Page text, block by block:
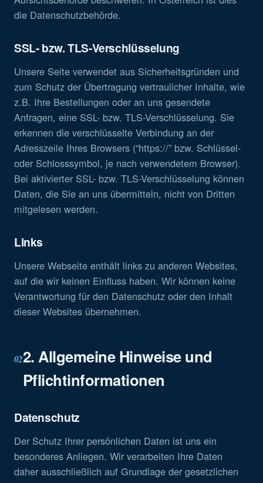
die Datenschutzbehörde.
SSL- bzw. TLS-Verschlüsselung
Unsere Seite verwendet aus Sicherheitsgründen und
zum Schutz der Übertragung vertraulicher Inhalte, wie
z.B. Ihre Bestellungen oder an uns gesendete
Anfragen, eine SSL- bzw. TLS-Verschlüsselung. Sie
erkennen die verschlüsselte Verbindung an der
Adresszeile Ihres Browsers (“https://” bzw. Schlüssel-
oder Schlosssymbol, je nach verwendetem Browser).
Bei aktivierter SSL- bzw. TLS-Verschlüsselung können
Daten, die Sie an uns übermitteln, nicht von Dritten
mitgelesen werden.
Links
Unsere Webseite enthält links zu anderen Websites,
auf die wir keinen Einfluss haben. Wir können keine
Verantwortung für den Datenschutz oder den Inhalt
dieser Websites übernehmen.
022. Allgemeine Hinweise und
Pflichtinformationen
Datenschutz
Der Schutz Ihrer persönlichen Daten ist uns ein
besonderes Anliegen. Wir verarbeiten Ihre Daten
daher ausschließlich auf Grundlage der gesetzlichen